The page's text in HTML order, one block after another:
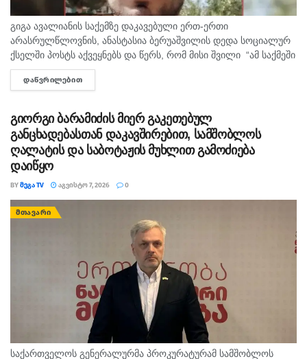
გიგა ავალიანის საქემზე დაკავებული ერთ-ერთი
არასრულწლოვნის, ანასტასია ბერუაშვილის დედა სოციალურ
ქსელში პოსტს აქვეყნებს და წერს, რომ მისი შვილი “ამ საქმეში
მართლაც რომ თავში კი არა შუაშიც არაა.“ მისი თქმით, ის
რომ...
ᲓᲐᲬᲕᲠᲘᲚᲔᲑᲘᲗ
გიორგი ბარამიძის მიერ გაკეთებულ
განცხადებასთან დაკავშირებით, სამშობლოს
ღალატის და საბოტაჟის მუხლით გამოძიება
დაიწყო
BYᲛᲔᲒᲐ TV ᲐᲒᲕᲘᲡᲢᲝ 7, 2026 0
ᲛᲗᲐᲕᲐᲠᲘ
საქართველოს გენერალურმა პროკურატურამ სამშობლოს